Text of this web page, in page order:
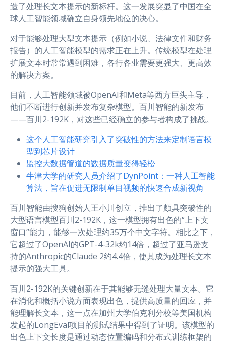
造了处理长文本提示的新标杆。这一发展突显了中国在全
球人工智能领域确立自身领先地位的决心。
对于能够处理大型文本提示（例如小说、法律文件和财务
报告）的人工智能模型的需求正在上升。传统模型在处理
扩展文本时常常遇到困难，各行各业需要更强大、更高效
的解决方案。
目前，人工智能领域被OpenAI和Meta等西方巨头主导，
他们不断进行创新并发布复杂模型。百川智能的新发布
——百川2-192K，对这些已经确立的参与者构成了挑战。
这个人工智能研究引入了突破性的方法来定制语言模
型到芯片设计
监控大数据管道的数据质量变得轻松
牛津大学的研究人员介绍了DynPoint：一种人工智能
算法，旨在促进无限制单目视频的快速合成新视角
百川智能由搜狗创始人王小川创立，推出了颇具突破性的
大型语言模型百川2-192K，这一模型拥有出色的“上下文
窗口”能力，能够一次处理约35万个中文字符。相比之下，
它超过了OpenAI的GPT-4-32k约14倍，超过了亚马逊支
持的Anthropic的Claude 2约4.4倍，使其成为处理长文本
提示的强大工具。
百川2-192K的关键创新在于其能够无缝处理大量文本。它
在消化和概括小说方面表现出色，提供高质量的回应，并
能理解长文本，这一点在加州大学伯克利分校等美国机构
发起的LongEval项目的测试结果中得到了证明。该模型的
出色上下文长度是通过动态位置编码和分布式训练框架的